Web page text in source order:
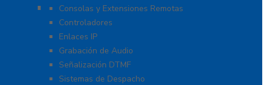
Aplicaciones y Soluciones
Consolas y Extensiones Remotas
Controladores
Enlaces IP
Grabación de Audio
Señalización DTMF
Sistemas de Despacho